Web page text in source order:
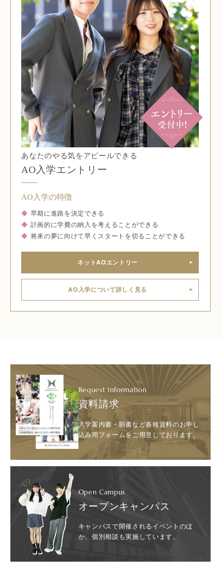
あなたのやる気をアピールできる
AO入学エントリー
AO入学の特徴
◆ 早期に進路を決定できる
◆ 計画的に学費の納入を考えることができる
◆ 将来の夢に向けて早くスタートを切ることができる
ネットAOエントリー
AO入学について詳しく見る
Request Information
資料請求
入学案内書・願書など各種資料のお申し
込み用フォームをご用意しております。
Open Campus
オープンキャンパス
キャンパスで開催されるイベントのほ
か、個別相談も実施しています。